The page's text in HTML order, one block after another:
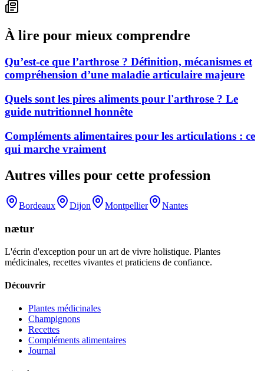
À lire pour mieux comprendre
Qu’est-ce que l’arthrose ? Définition, mécanismes et
compréhension d’une maladie articulaire majeure
Quels sont les pires aliments pour l'arthrose ? Le
guide nutritionnel honnête
Compléments alimentaires pour les articulations : ce
qui marche vraiment
Autres villes pour cette profession
Bordeaux Dijon Montpellier Nantes
nætur
L'écrin d'exception pour un art de vivre holistique. Plantes
médicinales, recettes vivantes et praticiens de confiance.
Découvrir
Plantes médicinales
Champignons
Recettes
Compléments alimentaires
Journal